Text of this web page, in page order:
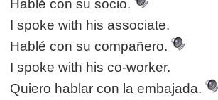
Hablé con su socio.
I spoke with his associate.
Hablé con su compañero.
I spoke with his co-worker.
Quiero hablar con la embajada.